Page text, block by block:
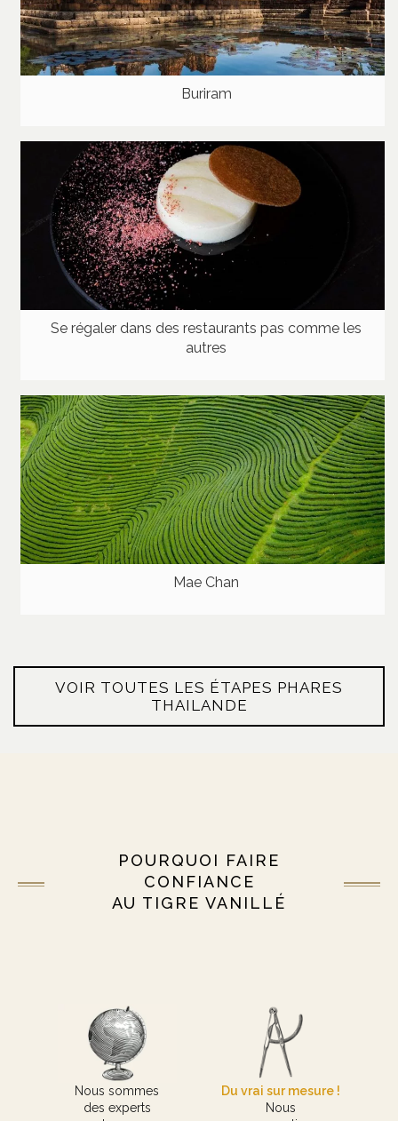
Buriram
Se régaler dans des restaurants pas comme les
autres
Mae Chan
VOIR TOUTES LES ÉTAPES PHARES
THAILANDE
POURQUOI FAIRE
CONFIANCE
AU TIGRE VANILLÉ
Nous sommes
des experts
Du vrai sur mesure !
Nous